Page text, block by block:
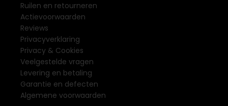
Ruilen en retourneren
Actievoorwaarden
Reviews
Privacyverklaring
Privacy & Cookies
Veelgestelde vragen
Levering en betaling
Garantie en defecten
Algemene voorwaarden